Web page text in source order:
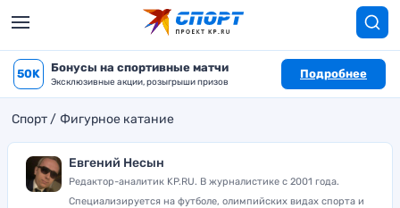
50K Бонусы на спортивные матчи
Эксклюзивные акции, розыгрыши призов
Подробнее
Спорт Фигурное катание
Евгений Несын
Редактор-аналитик KP.RU. В журналистике с 2001 года.
Специализируется на футболе, олимпийских видах спорта и